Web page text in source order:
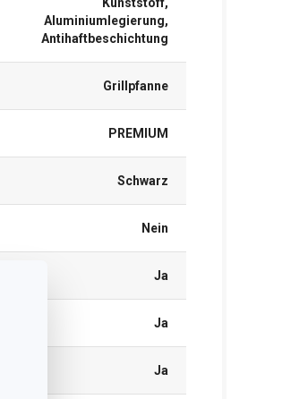
Aluminiumlegierung,
Antihaftbeschichtung
Grillpfanne
PREMIUM
Schwarz
Nein
Ja
Ja
Ja